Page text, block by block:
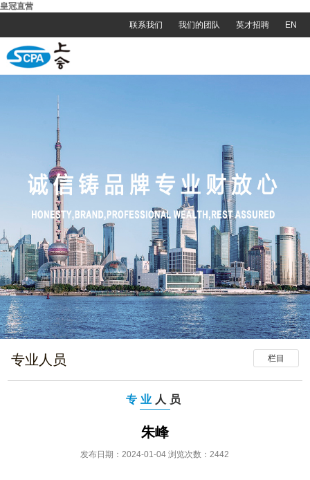
皇冠直营
联系我们
我们的团队 英才招聘 EN
栏目
专业人员
专业 人员
朱峰
发布日期：2024-01-04 浏览次数：2442